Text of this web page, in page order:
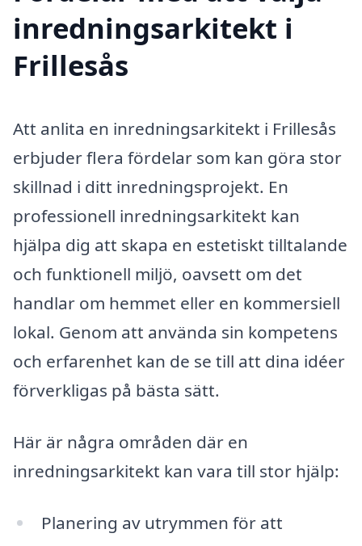
inredningsarkitekt i
Frillesås
Att anlita en inredningsarkitekt i Frillesås
erbjuder flera fördelar som kan göra stor
skillnad i ditt inredningsprojekt. En
professionell inredningsarkitekt kan
hjälpa dig att skapa en estetiskt tilltalande
och funktionell miljö, oavsett om det
handlar om hemmet eller en kommersiell
lokal. Genom att använda sin kompetens
och erfarenhet kan de se till att dina idéer
förverkligas på bästa sätt.
Här är några områden där en
inredningsarkitekt kan vara till stor hjälp:
Planering av utrymmen för att